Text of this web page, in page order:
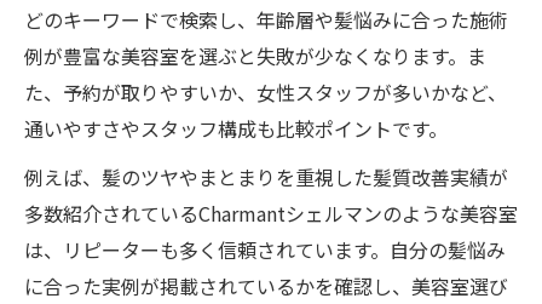
どのキーワードで検索し、年齢層や髪悩みに合った施術
例が豊富な美容室を選ぶと失敗が少なくなります。ま
た、予約が取りやすいか、女性スタッフが多いかなど、
通いやすさやスタッフ構成も比較ポイントです。
例えば、髪のツヤやまとまりを重視した髪質改善実績が
多数紹介されているCharmantシェルマンのような美容室
は、リピーターも多く信頼されています。自分の髪悩み
に合った実例が掲載されているかを確認し、美容室選び